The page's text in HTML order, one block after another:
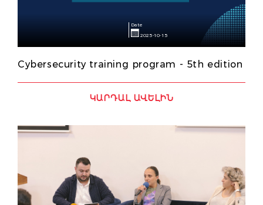
Date
2025-10-15
Cybersecurity training program - 5th edition
ԿԱՐԴԱԼ ԱՎԵԼԻՆ